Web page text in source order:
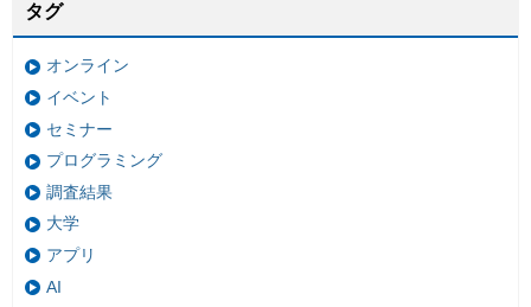
タグ
オンライン
イベント
セミナー
プログラミング
調査結果
大学
アプリ
AI